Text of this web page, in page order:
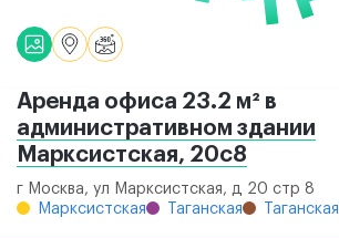
Аренда офиса 23.2 м² в
административном здании
Марксистская, 20с8
г Москва, ул Марксистская, д 20 стр 8
Марксистская
Таганская Таганская